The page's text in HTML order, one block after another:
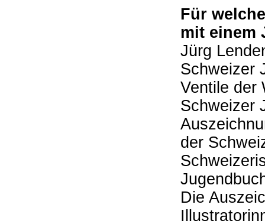
Für
mit einem
Jürg
Schweizer
Ventile der
Schweizer
der
Die